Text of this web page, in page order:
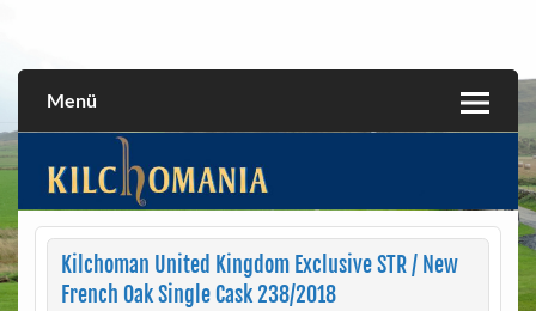
Menü
Kilchoman United Kingdom Exclusive STR / New
French Oak Single Cask 238/2018